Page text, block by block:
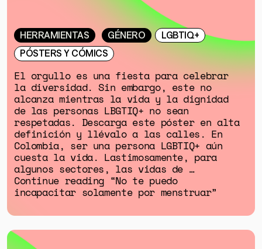
HERRAMIENTAS GÉNERO
LGBTIQ+
PÓSTERS Y CÓMICS
El orgullo es una fiesta para celebrar
la diversidad. Sin embargo, este no
alcanza mientras la vida y la dignidad
de las personas LBGTIQ+ no sean
respetadas. Descarga este póster en alta
definición y llévalo a las calles. En
Colombia, ser una persona LGBTIQ+ aún
cuesta la vida. Lastimosamente, para
algunos sectores, las vidas de …
Continue reading “No te puedo
incapacitar solamente por menstruar”